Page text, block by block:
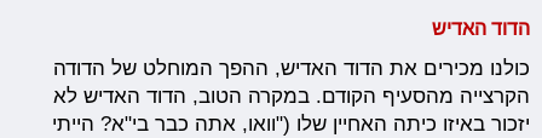
הדוד האדיש
כולנו מכירים את הדוד האדיש, ההפך המוחלט של הדודה
הקרצייה מהסעיף הקודם. במקרה הטוב, הדוד האדיש לא
יזכור באיזו כיתה האחיין שלו ("וואו, אתה כבר בי"א? הייתי